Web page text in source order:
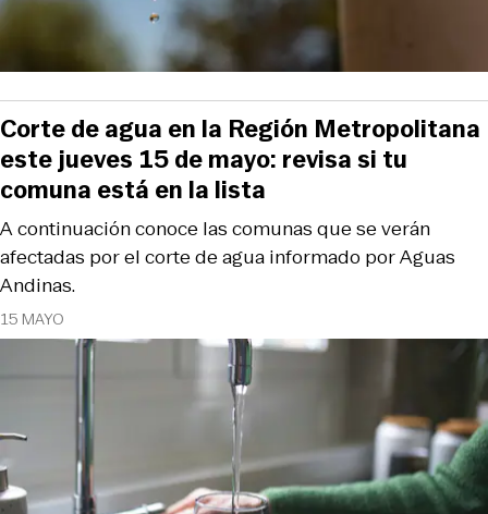
15 MAYO
A continuación conoce las comunas que se verán
afectadas por el corte de agua informado por Aguas
Andinas.
Corte de agua en la Región Metropolitana
este jueves 15 de mayo: revisa si tu
comuna está en la lista